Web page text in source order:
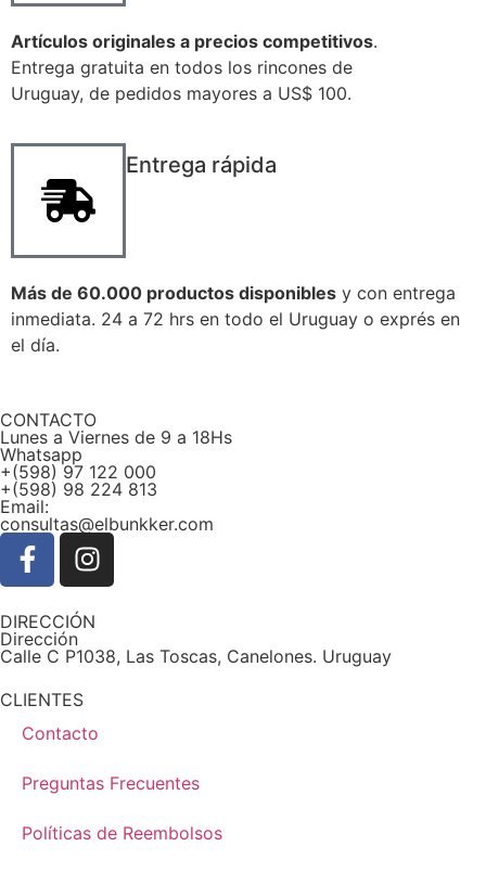
Artículos originales a precios competitivos.
Entrega gratuita en todos los rincones de
Uruguay, de pedidos mayores a US$ 100.
Entrega rápida
Más de 60.000 productos disponibles y con entrega
inmediata. 24 a 72 hrs en todo el Uruguay o exprés en
el día.
CONTACTO
Lunes a Viernes de 9 a 18Hs
Whatsapp
+(598) 97 122 000
+(598) 98 224 813
Email:
consultas@elbunkker.com
DIRECCIÓN
Dirección
Calle C P1038, Las Toscas, Canelones. Uruguay
CLIENTES
Contacto
Preguntas Frecuentes
Políticas de Reembolsos